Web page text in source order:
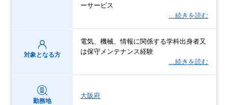
ーサービス
…続きを読む
対象となる方
電気、機械、情報に関係する学科出身者又
は保守メンテナンス経験
…続きを読む
勤務地
大阪府